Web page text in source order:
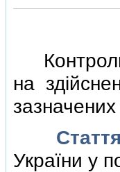
Контроль
на
України у